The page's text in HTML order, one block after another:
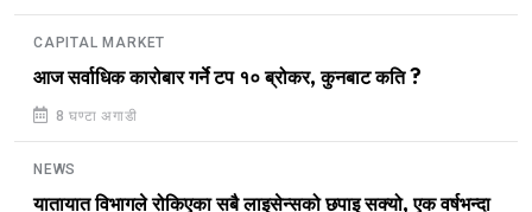
CAPITAL MARKET
आज सर्वाधिक कारोबार गर्ने टप १० ब्रोकर, कुनबाट कति ?
8 घण्टा अगाडी
NEWS
यातायात विभागले रोकिएका सबै लाइसेन्सको छपाइ सक्यो, एक वर्षभन्दा